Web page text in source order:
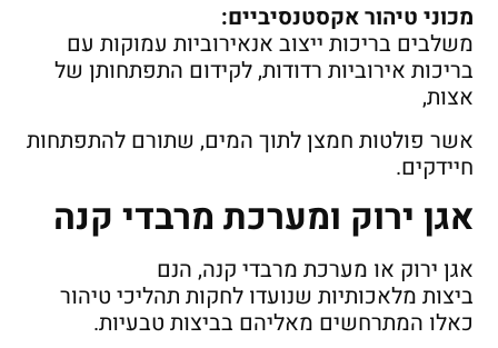
מכוני טיהור אקסטנסיביים:
משלבים בריכות ייצוב אנאירוביות עמוקות עם
בריכות אירוביות רדודות, לקידום התפתחותן של
אצות,
אשר פולטות חמצן לתוך המים, שתורם להתפתחות
חיידקים.
אגן ירוק ומערכת מרבדי קנה
אגן ירוק או מערכת מרבדי קנה, הנם
ביצות מלאכותיות שנועדו לחקות תהליכי טיהור
כאלו המתרחשים מאליהם בביצות טבעיות.